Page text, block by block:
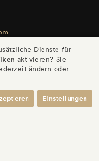
Dienste für
aktivieren? Sie
ändern oder
Einstellungen